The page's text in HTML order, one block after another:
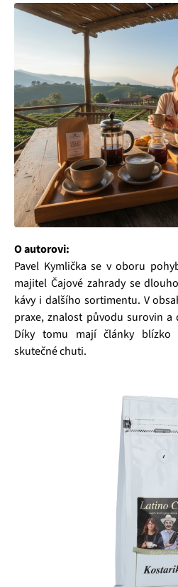
O autorovi:
Pavel Kymlička se v oboru
majitel Čajové zahrady se
kávy i dalšího sortimentu. V
praxe, znalost původu surovin
Díky tomu mají články
skutečné chuti.